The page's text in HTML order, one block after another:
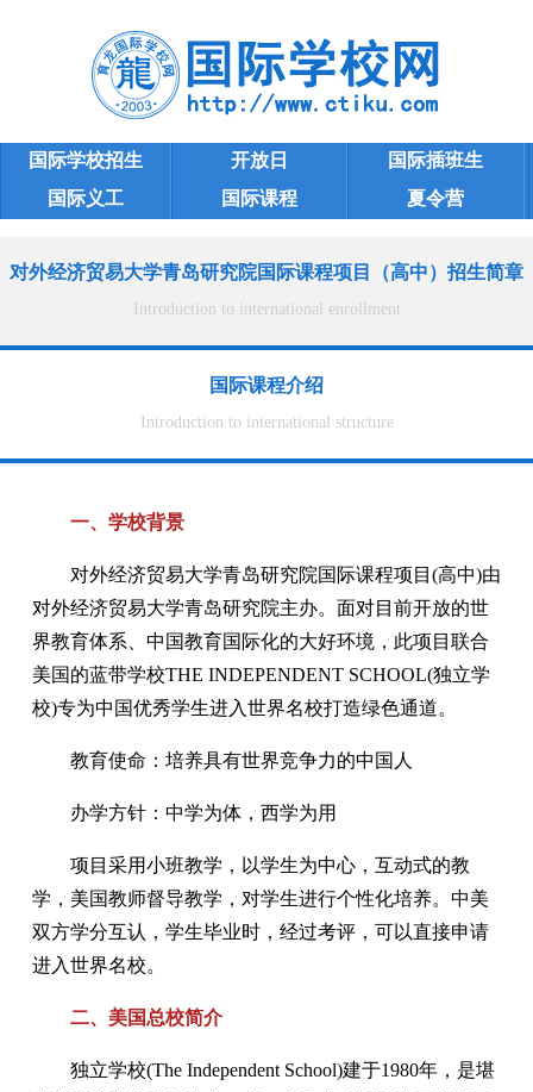
国际课程招生
国际学校招生 开放日
国际插班生
国际义工
国际课程
夏令营
对外经济贸易大学青岛研究院国际课程项目（高中）招生简章
Introduction to international enrollment
国际课程介绍
Introduction to international structure
一、学校背景
对外经济贸易大学青岛研究院国际课程项目(高中)由
对外经济贸易大学青岛研究院主办。面对目前开放的世
界教育体系、中国教育国际化的大好环境，此项目联合
美国的蓝带学校THE INDEPENDENT SCHOOL(独立学
校)专为中国优秀学生进入世界名校打造绿色通道。
教育使命：培养具有世界竞争力的中国人
办学方针：中学为体，西学为用
项目采用小班教学，以学生为中心，互动式的教
学，美国教师督导教学，对学生进行个性化培养。中美
双方学分互认，学生毕业时，经过考评，可以直接申请
进入世界名校。
二、美国总校简介
独立学校(The Independent School)建于1980年，是堪